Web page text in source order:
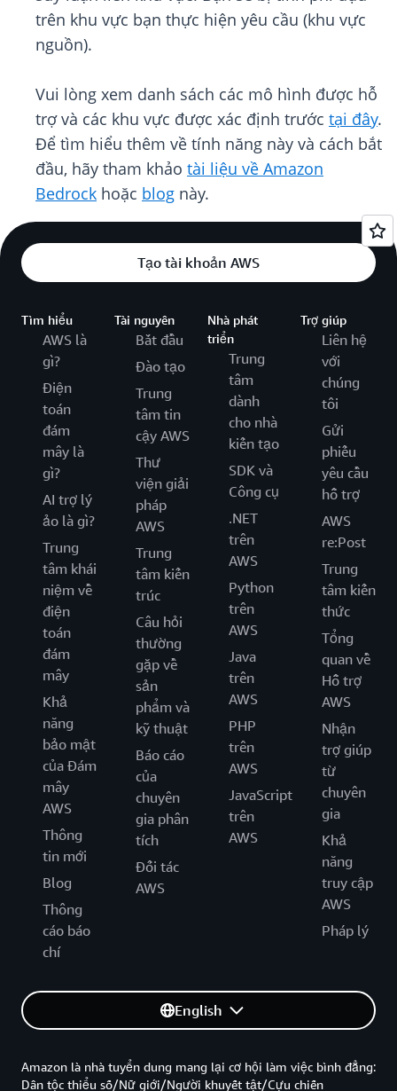
trên khu vực bạn thực hiện yêu cầu (khu vực
nguồn).
Vui lòng xem danh sách các mô hình được hỗ
trợ và các khu vực được xác định trước tại đây.
Để tìm hiểu thêm về tính năng này và cách bắt
đầu, hãy tham khảo tài liệu về Amazon
Bedrock hoặc blog này.
Tạo tài khoản AWS
Tìm hiểu
AWS là
gì?
Điện
toán
đám
mây là
gì?
AI trợ lý
ảo là gì?
Trung
tâm khái
niệm về
điện
toán
đám
mây
Khả
năng
bảo mật
của Đám
mây
AWS
Thông
tin mới
Blog
Thông
cáo báo
chí
Tài nguyên
Bắt đầu
Đào tạo
Trung
tâm tin
cậy AWS
Thư
viện giải
pháp
AWS
Trung
tâm kiến
trúc
Câu hỏi
thường
gặp về
sản
phẩm và
kỹ thuật
Báo cáo
của
chuyên
gia phân
tích
Đối tác
AWS
Nhà phát
triển
Trung
tâm
dành
cho nhà
kiến tạo
SDK và
Công cụ
.NET
trên
AWS
Python
trên
AWS
Java
trên
AWS
PHP
trên
AWS
JavaScript
trên
AWS
Trợ giúp
Liên hệ
với
chúng
tôi
Gửi
phiếu
yêu cầu
hỗ trợ
AWS
re:Post
Trung
tâm kiến
thức
Tổng
quan về
Hỗ trợ
AWS
Nhận
trợ giúp
từ
chuyên
gia
Khả
năng
truy cập
AWS
Pháp lý
English
Amazon là nhà tuyển dung mang lại cơ hội làm việc bình đẳng:
Dân tộc thiểu số/Nữ giới/Người khuyết tật/Cựu chiến